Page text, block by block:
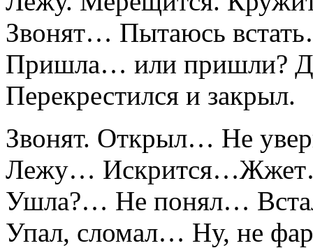
Звонят… Пытаюсь
Пришла… или пришли?
Перекрестился и закрыл.
Звонят. Открыл… Не
Лежу…
Ушла?… Не понял…
Упал, сломал… Ну, не